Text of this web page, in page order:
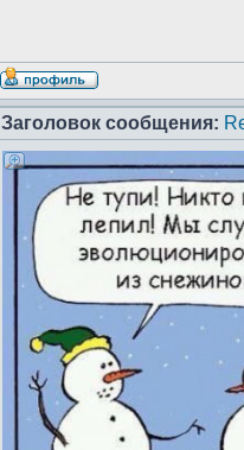
Заголовок сообщения: